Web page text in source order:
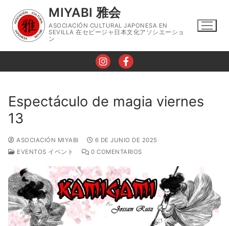
contenido
MIYABI 雅会
ASOCIACIÓN CULTURAL JAPONESA EN
SEVILLA 在セビージャ日本文化アソシエーショ
ン
Nosotros
Horario
Taller de Lengua Japonesa
Taller de Caligrafía
Eventos
Contacto
Espectáculo de magia viernes
13
ASOCIACIÓN MIYABI
6 DE JUNIO DE 2025
EVENTOS イベント
0 COMENTARIOS